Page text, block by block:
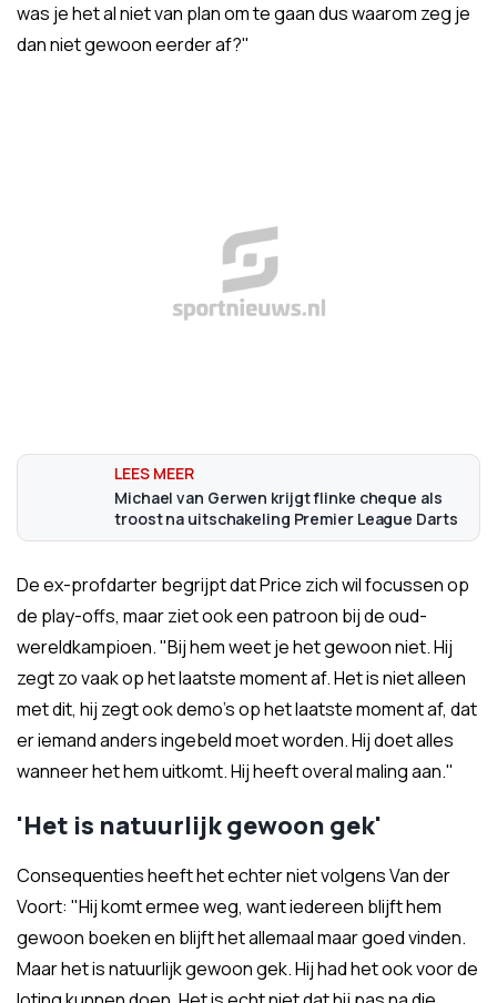
was je het al niet van plan om te gaan dus waarom zeg je
dan niet gewoon eerder af?"
Michael van Gerwen krijgt flinke cheque als
troost na uitschakeling Premier League Darts
De ex-profdarter begrijpt dat Price zich wil focussen op
de play-offs, maar ziet ook een patroon bij de oud-
wereldkampioen. "Bij hem weet je het gewoon niet. Hij
zegt zo vaak op het laatste moment af. Het is niet alleen
met dit, hij zegt ook demo's op het laatste moment af, dat
er iemand anders ingebeld moet worden. Hij doet alles
wanneer het hem uitkomt. Hij heeft overal maling aan."
'Het is natuurlijk gewoon gek'
Consequenties heeft het echter niet volgens Van der
Voort: "Hij komt ermee weg, want iedereen blijft hem
gewoon boeken en blijft het allemaal maar goed vinden.
Maar het is natuurlijk gewoon gek. Hij had het ook voor de